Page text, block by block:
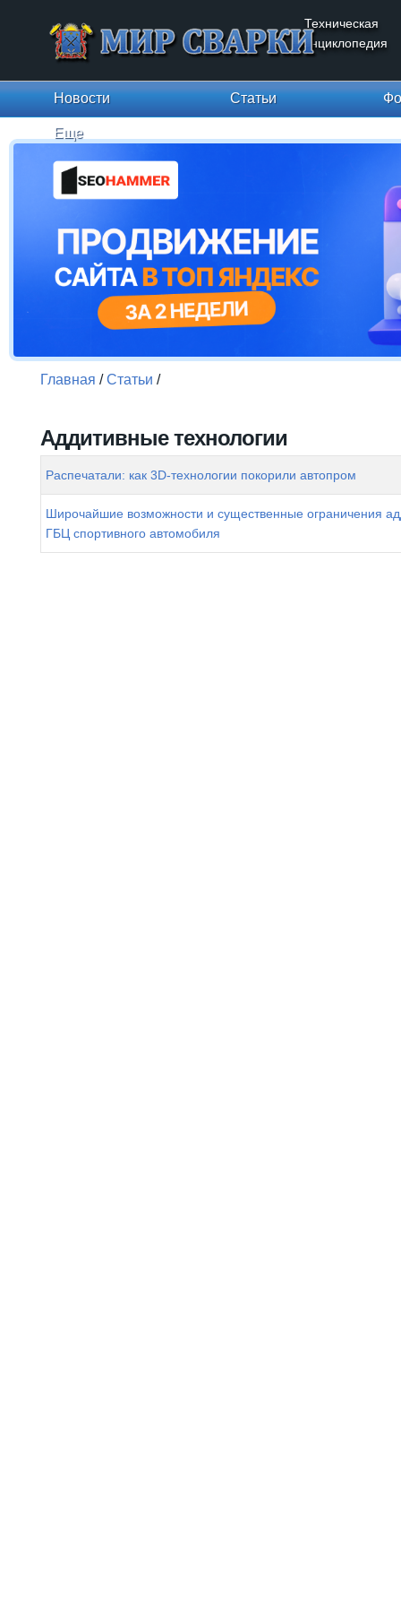
Техническая
энциклопедия
Новости Статьи
Еще
Главная /Статьи /
Аддитивные технологии
Распечатали: как 3D-технологии покорили автопром
Широчайшие возможности и существенные ограничения
ГБЦ спортивного автомобиля